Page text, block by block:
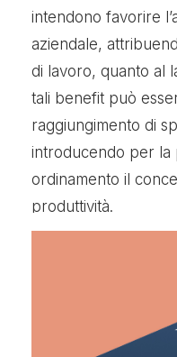
intendono favorire
aziendale,
di lavoro, quanto al
tali benefit può
raggiungimento di
introducendo per la
ordinamento il
produttività.